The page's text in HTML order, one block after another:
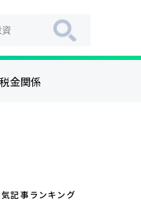
税金関係
気記事ランキング